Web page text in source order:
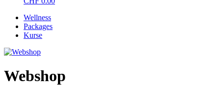
Wellness
Packages
Kurse
Webshop